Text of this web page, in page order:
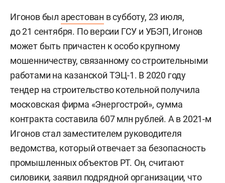
Игонов был арестован в субботу, 23 июля,
до 21 сентября. По версии ГСУ и УБЭП, Игонов
может быть причастен к особо крупному
мошенничеству, связанному со строительными
работами на казанской ТЭЦ-1. В 2020 году
тендер на строительство котельной получила
московская фирма «Энергострой», сумма
контракта составила 607 млн рублей. А в 2021-м
Игонов стал заместителем руководителя
ведомства, который отвечает за безопасность
промышленных объектов РТ. Он, считают
силовики, заявил подрядной организации, что